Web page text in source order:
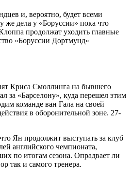
и, вероятно, будет всеми
же дела у «Боруссии» пока что
продолжат уходить главные
«Боруссии Дортмунд»
Криса Смоллинга на бывшего
за «Барселону», куда перешел этим
команде ван Гала на своей
в оборонительной зоне. 27-
Ян продолжит выступать за клуб
английского чемпионата,
по итогам сезона. Опрадвает ли
так и самого тренера.